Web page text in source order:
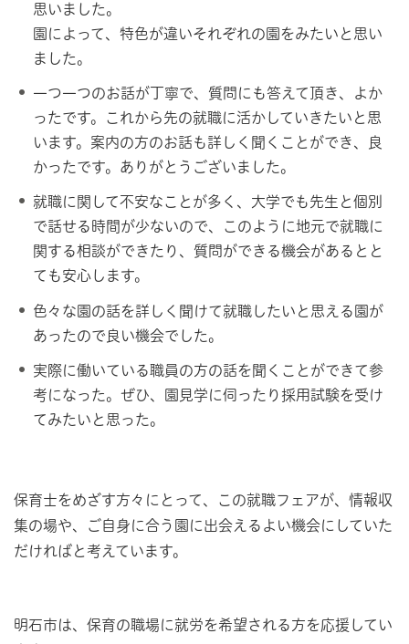
思いました。
園によって、特色が違いそれぞれの園をみたいと思い
ました。
一つ一つのお話が丁寧で、質問にも答えて頂き、よか
ったです。これから先の就職に活かしていきたいと思
います。案内の方のお話も詳しく聞くことができ、良
かったです。ありがとうございました。
就職に関して不安なことが多く、大学でも先生と個別
で話せる時間が少ないので、このように地元で就職に
関する相談ができたり、質問ができる機会があるとと
ても安心します。
色々な園の話を詳しく聞けて就職したいと思える園が
あったので良い機会でした。
実際に働いている職員の方の話を聞くことができて参
考になった。ぜひ、園見学に伺ったり採用試験を受け
てみたいと思った。
保育士をめざす方々にとって、この就職フェアが、情報収
集の場や、ご自身に合う園に出会えるよい機会にしていた
だければと考えています。
明石市は、保育の職場に就労を希望される方を応援してい